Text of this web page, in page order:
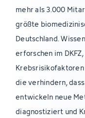
mehr als 3.000
größte
Deutschland.
erforschen im
Krebsrisikofaktoren
die verhindern,
entwickeln neue
diagnostiziert und